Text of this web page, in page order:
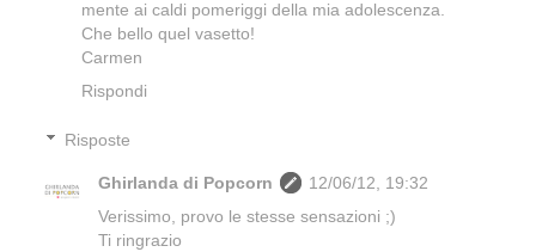
mente ai caldi pomeriggi della mia adolescenza.
Che bello quel vasetto!
Carmen
Rispondi
Risposte
Ghirlanda di Popcorn
12/06/12, 19:32
Verissimo, provo le stesse sensazioni ;)
Ti ringrazio